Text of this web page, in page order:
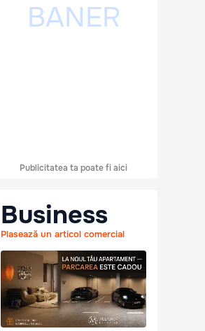
Publicitatea ta poate fi aici
Business
Plasează un articol comercial